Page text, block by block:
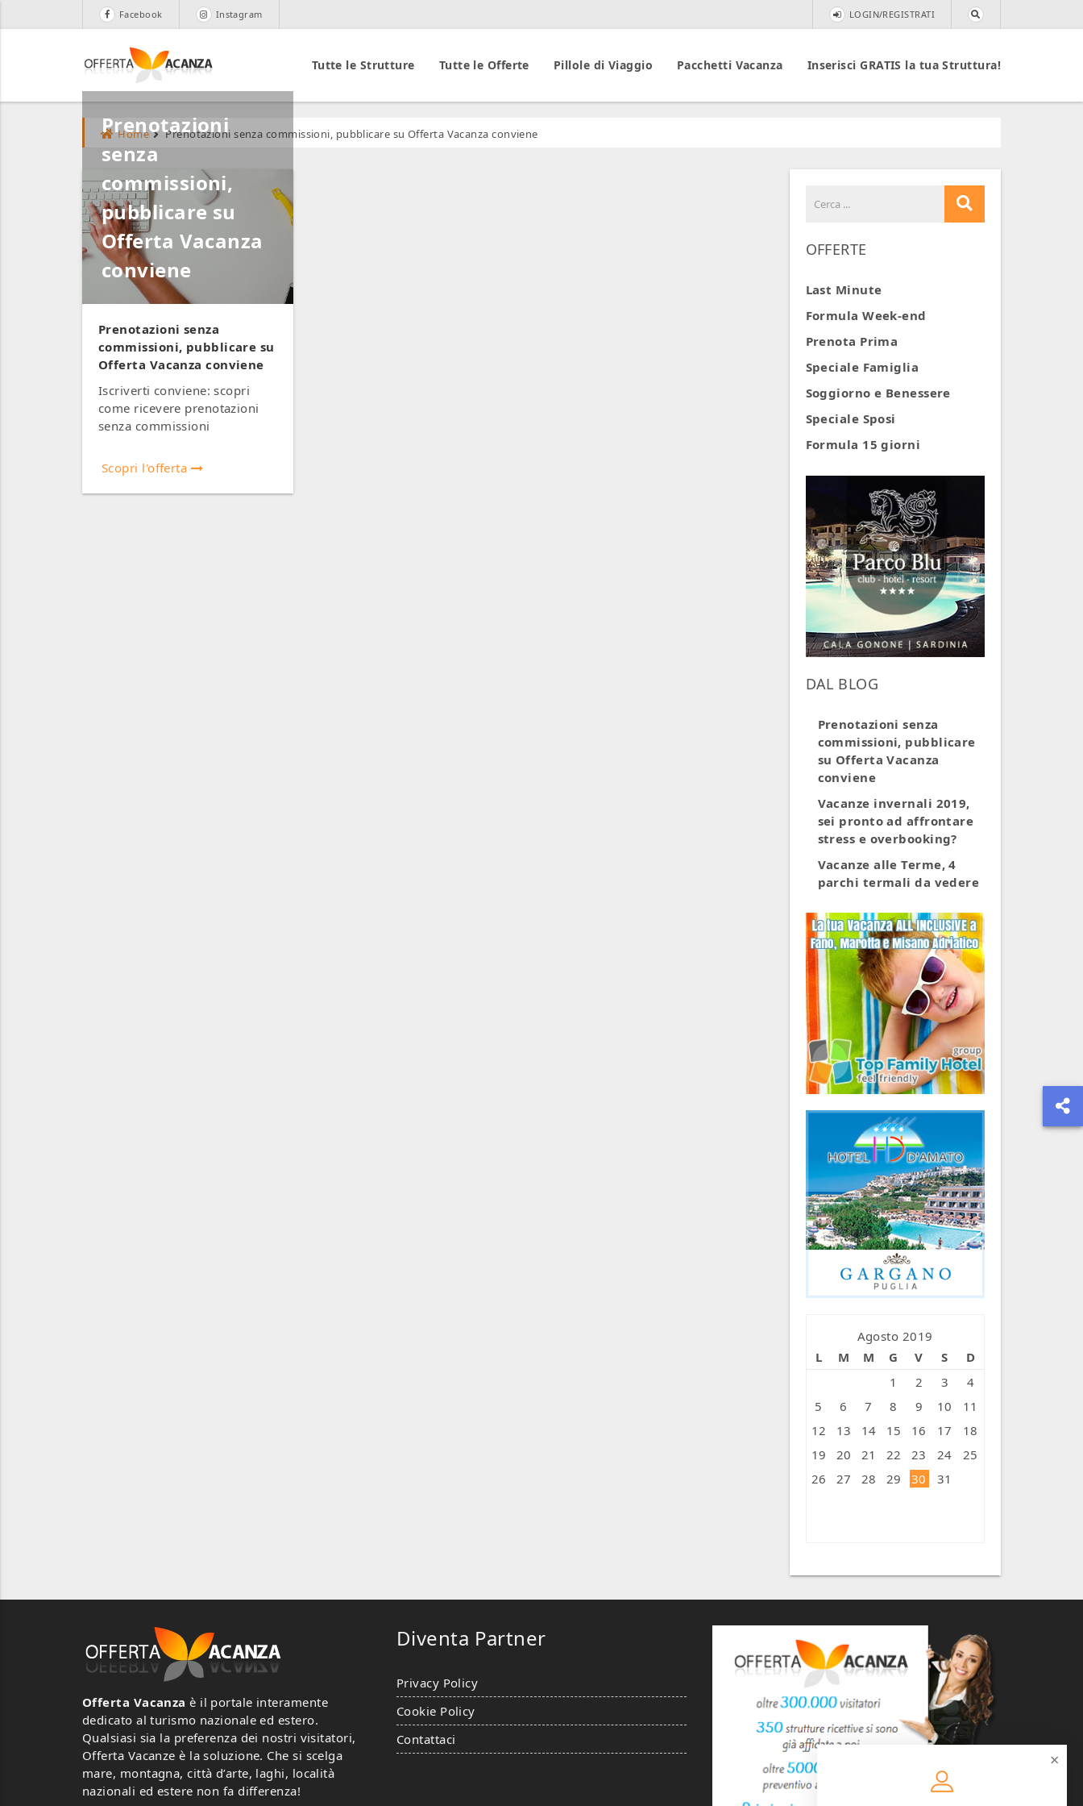
Facebook Instagram LOGIN/REGISTRATI
Tutte le Strutture Tutte le Offerte Pillole di Viaggio Pacchetti Vacanza Inserisci GRATIS la tua Struttura!
Home Prenotazioni senza commissioni, pubblicare su Offerta Vacanza conviene
Prenotazioni
senza
commissioni,
pubblicare su
Offerta Vacanza
conviene
Prenotazioni senza
commissioni, pubblicare su
Offerta Vacanza conviene
Iscriverti conviene: scopri
come ricevere prenotazioni
senza commissioni
Scopri l'offerta
OFFERTE
Last Minute
Formula Week-end
Prenota Prima
Speciale Famiglia
Soggiorno e Benessere
Speciale Sposi
Formula 15 giorni
DAL BLOG
Prenotazioni senza
commissioni, pubblicare
su Offerta Vacanza
conviene
Vacanze invernali 2019,
sei pronto ad affrontare
stress e overbooking?
Vacanze alle Terme, 4
parchi termali da vedere
Agosto 2019
L
M M G V S
D
1
2 3
4
5
6 7 8 9 10
11
12
13 14 15 16 17
18
19
20 21 22 23 24
25
26
27 28 29 30 31
Offerta Vacanza è il portale interamente
dedicato al turismo nazionale ed estero.
Qualsiasi sia la preferenza dei nostri visitatori,
Offerta Vacanze è la soluzione. Che si scelga
mare, montagna, città d’arte, laghi, località
nazionali ed estere non fa differenza!
Diventa Partner
Privacy Policy
Cookie Policy
Contattaci
×